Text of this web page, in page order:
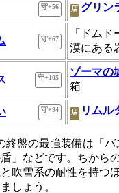
守+56 店 グリン
守+67
「ドム
漠にある
守+105 ゾーマの
箱
守+94 店 リムル
終盤の最強装備は「
」などです。ちから
吹雪系の耐性を持つ
しょう。